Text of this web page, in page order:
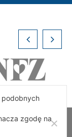
Okręgowa Izba
podobnych
zgodę na